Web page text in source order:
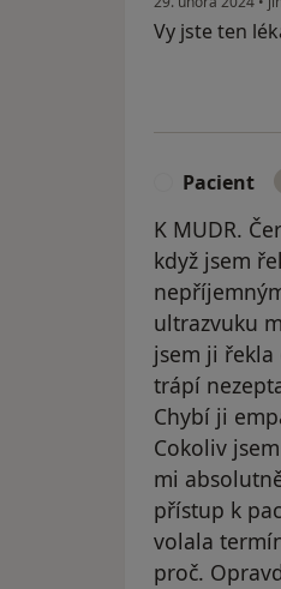
Vy jste ten
Pacient
K MUDR.
když jsem
ultrazvuku
jsem ji
trápí
Chybí ji
Cokoliv
mi
přístup k
volala
proč.